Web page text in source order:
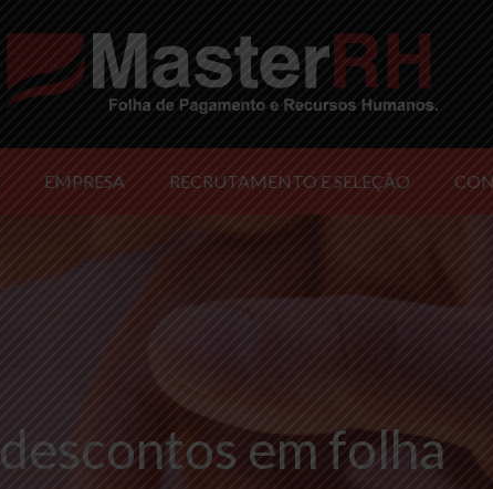
EMPRESA RECRUTAMENTO E SELEÇÃO
descontos em folha